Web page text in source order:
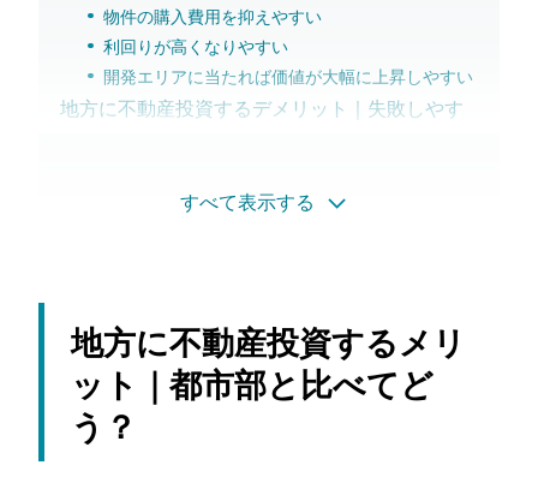
物件の購入費用を抑えやすい
利回りが高くなりやすい
開発エリアに当たれば価値が大幅に上昇しやすい
地方に不動産投資するデメリット｜失敗しやす
スクが高い
常に高い
管理会社・仲介会社・リフォーム会社など業者の
選択肢が少ない
大企業や大学などの立地に依存しやすい
どうしても地方で不動産投資するなら｜成功の
すべて表示する
地方に不動産投資するメリ
ット｜都市部と比べてど
う？